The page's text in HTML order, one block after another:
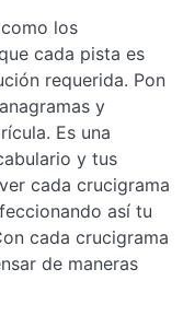
los
cada pista es
requerida. Pon
y
Es una
y tus
cada crucigrama
así tu
cada crucigrama
de maneras